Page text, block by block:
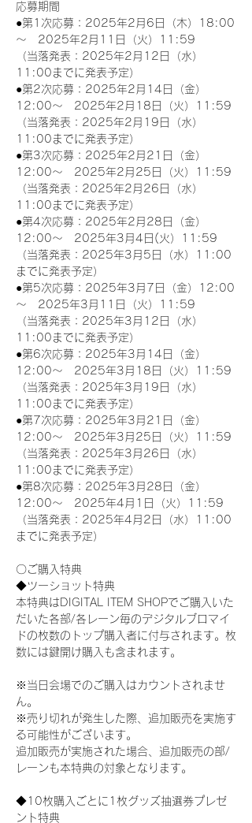
応募期間
●第1次応募：2025年2月6日（木）18:00
～　2025年2月11日（火）11:59
（当落発表：2025年2月12日（水）
11:00までに発表予定）
●第2次応募：2025年2月14日（金）
12:00～　2025年2月18日（火）11:59
（当落発表：2025年2月19日（水）
11:00までに発表予定）
●第3次応募：2025年2月21日（金）
12:00～　2025年2月25日（火）11:59
（当落発表：2025年2月26日（水）
11:00までに発表予定）
●第4次応募：2025年2月28日（金）
12:00～　2025年3月4日(火）11:59
（当落発表：2025年3月5日（水）11:00
までに発表予定）
●第5次応募：2025年3月7日（金）12:00
～　2025年3月11日（火）11:59
（当落発表：2025年3月12日（水）
11:00までに発表予定）
●第6次応募：2025年3月14日（金）
12:00～　2025年3月18日（火）11:59
（当落発表：2025年3月19日（水）
11:00までに発表予定）
●第7次応募：2025年3月21日（金）
12:00～　2025年3月25日（火）11:59
（当落発表：2025年3月26日（水）
11:00までに発表予定）
●第8次応募：2025年3月28日（金）
12:00～　2025年4月1日（火）11:59
（当落発表：2025年4月2日（水）11:00
までに発表予定）
〇ご購入特典
◆ツーショット特典
本特典はDIGITAL ITEM SHOPでご購入いた
だいた各部/各レーン毎のデジタルブロマイ
ドの枚数のトップ購入者に付与されます。枚
数には鍵開け購入も含まれます。
※当日会場でのご購入はカウントされませ
ん。
※売り切れが発生した際、追加販売を実施す
る可能性がございます。
追加販売が実施された場合、追加販売の部/
レーンも本特典の対象となります。
◆10枚購入ごとに1枚グッズ抽選券プレゼ
ント特典